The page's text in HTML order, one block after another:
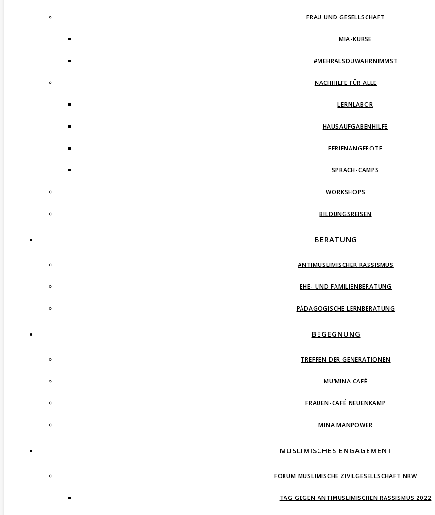
FRAU UND GESELLSCHAFT
MIA-KURSE
#MEHRALSDUWAHRNIMMST
NACHHILFE FÜR ALLE
LERNLABOR
HAUSAUFGABENHILFE
FERIENANGEBOTE
SPRACH-CAMPS
WORKSHOPS
BILDUNGSREISEN
BERATUNG
ANTIMUSLIMISCHER RASSISMUS
EHE- UND FAMILIENBERATUNG
PÄDAGOGISCHE LERNBERATUNG
BEGEGNUNG
TREFFEN DER GENERATIONEN
MU’MINA CAFÉ
FRAUEN-CAFÉ NEUENKAMP
MINA MANPOWER
MUSLIMISCHES ENGAGEMENT
FORUM MUSLIMISCHE ZIVILGESELLSCHAFT NRW
TAG GEGEN ANTIMUSLIMISCHEN RASSISMUS 2022